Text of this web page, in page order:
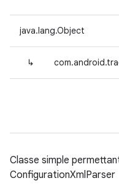
java.lang.Object
↳
Classe simple
ConfigurationXmlParser